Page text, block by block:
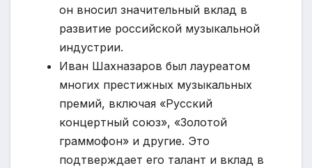
он вносил значительный вклад в
развитие российской музыкальной
индустрии.
Иван Шахназаров был лауреатом
многих престижных музыкальных
премий, включая «Русский
концертный союз», «Золотой
граммофон» и другие. Это
подтверждает его талант и вклад в